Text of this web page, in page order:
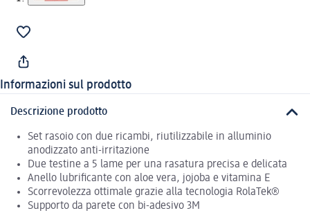
Informazioni sul prodotto
Descrizione prodotto
Set rasoio con due ricambi, riutilizzabile in alluminio
anodizzato anti-irritazione
Due testine a 5 lame per una rasatura precisa e delicata
Anello lubrificante con aloe vera, jojoba e vitamina E
Scorrevolezza ottimale grazie alla tecnologia RolaTek®
Supporto da parete con bi-adesivo 3M